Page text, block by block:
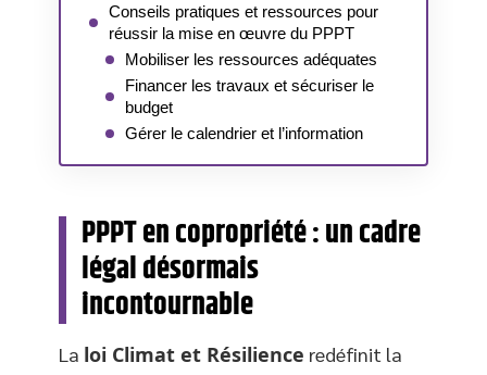
Conseils pratiques et ressources pour
réussir la mise en œuvre du PPPT
Mobiliser les ressources adéquates
Financer les travaux et sécuriser le
budget
Gérer le calendrier et l’information
PPPT en copropriété : un cadre
légal désormais
incontournable
La loi Climat et Résilience redéfinit la